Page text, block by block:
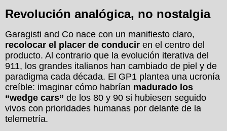
Revolución analógica, no nostalgia
Garagisti and Co nace con un manifiesto claro,
recolocar el placer de conducir en el centro del
producto. Al contrario que la evolución iterativa del
911, los grandes italianos han cambiado de piel y de
paradigma cada década. El GP1 plantea una ucronía
creíble: imaginar cómo habrían madurado los
“wedge cars” de los 80 y 90 si hubiesen seguido
vivos con prioridades humanas por delante de la
telemetría.